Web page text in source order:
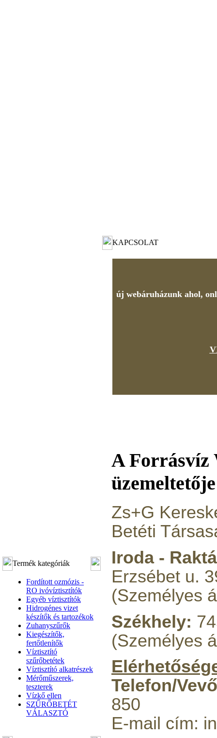
Termék kategóriák
Fordított ozmózis -
RO ivóvíztisztítók
Egyéb víztisztítók
Hidrogénes vizet
készítők és tartozékok
Zuhanyszűrők
Kiegészítők,
fertőtlenítők
Víztisztító
szűrőbetétek
Víztisztító alkatrészek
Mérőműszerek,
teszterek
Vízkő ellen
SZŰRŐBETÉT
VÁLASZTÓ
KAPCSOLAT
új webáruházunk ahol,
A Forrásvíz
Zs+G
Betéti
Iroda -
Erzsébet u.
(Személyes
Székhely:
(Személyes
Telefon/
850
E-mail cím: